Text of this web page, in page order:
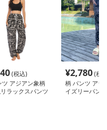
(税込)
ツ アジアン象柄
ラックスパンツ
¥2,780(税
柄 パンツ アラ
イズリーパンツ